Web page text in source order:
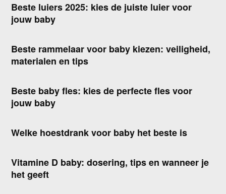
Beste luiers 2025: kies de juiste luier voor
jouw baby
Beste rammelaar voor baby kiezen: veiligheid,
materialen en tips
Beste baby fles: kies de perfecte fles voor
jouw baby
Welke hoestdrank voor baby het beste is
Vitamine D baby: dosering, tips en wanneer je
het geeft